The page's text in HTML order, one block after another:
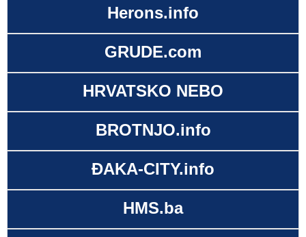
Herons.info
GRUDE.com
HRVATSKO NEBO
BROTNJO.info
ĐAKA-CITY.info
HMS.ba